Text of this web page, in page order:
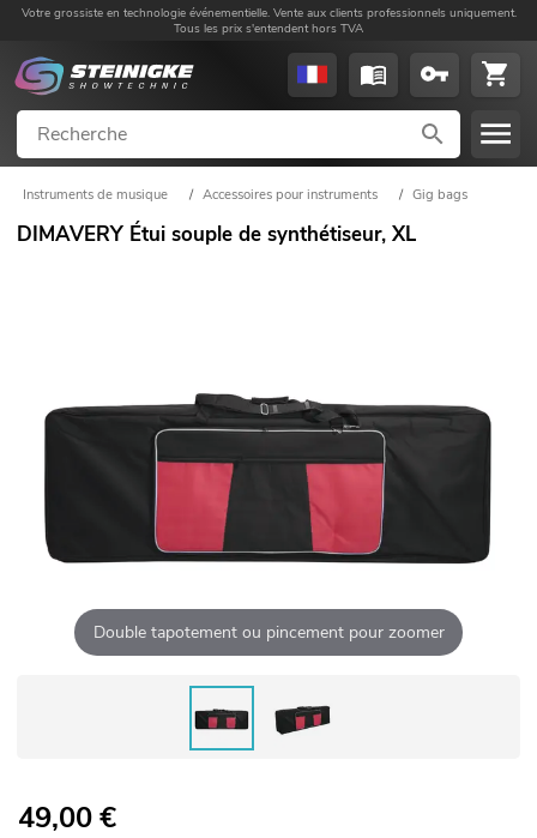
Votre grossiste en technologie événementielle. Vente aux clients professionnels uniquement.
Tous les prix s'entendent hors TVA
Instruments de musique / Accessoires pour instruments / Gig bags
DIMAVERY Étui souple de synthétiseur, XL
Double tapotement ou pincement pour zoomer
49,00€